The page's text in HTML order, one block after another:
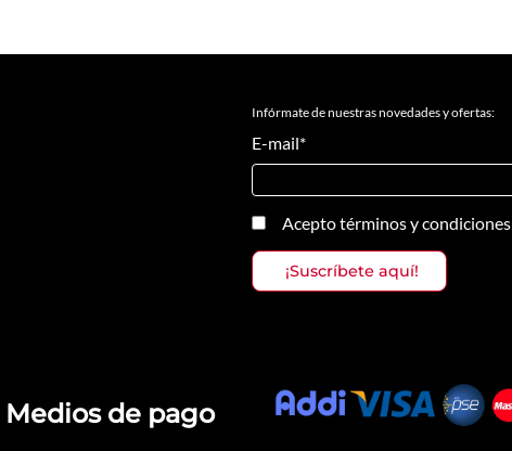
Infórmate de nuestras novedades y ofertas:
E-mail*
Aceptotérminos y condiciones
Medios de pago